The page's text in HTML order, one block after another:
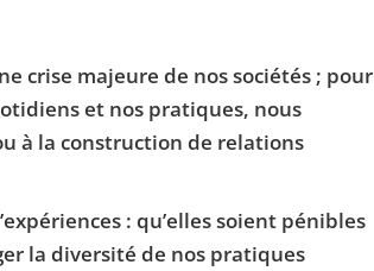
crise majeure de nos sociétés ; pour
et nos pratiques, nous
à la construction de relations
: qu’elles soient pénibles
la diversité de nos pratiques